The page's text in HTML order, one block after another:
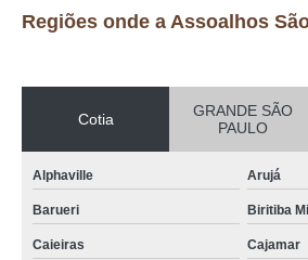
Regiões onde a Assoalhos
Cotia
GRANDE SÃO
PAULO
Alphaville Arujá
Barueri Biritiba
Caieiras Cajamar